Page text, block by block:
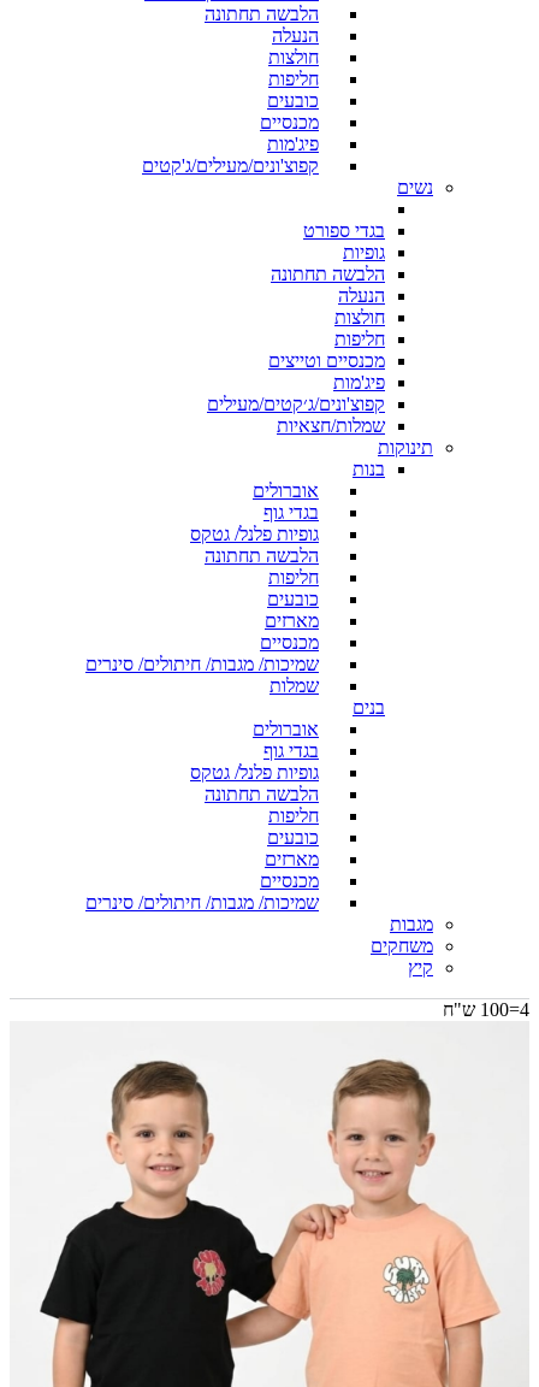
הלבשה תחתונה
הנעלה
חולצות
חליפות
כובעים
מכנסיים
פיג'מות
קפוצ'ונים/מעילים/ג'קטים
נשים
בגדי ספורט
גופיות
הלבשה תחתונה
הנעלה
חולצות
חליפות
מכנסיים וטייצים
פיג'מות
קפוצ'ונים/ג׳קטים/מעילים
שמלות/חצאיות
תינוקות
בנות
אוברולים
בגדי גוף
גופיות פלנל/ גטקס
הלבשה תחתונה
חליפות
כובעים
מארזים
מכנסיים
שמיכות/ מגבות/ חיתולים/ סינרים
שמלות
בנים
אוברולים
בגדי גוף
גופיות פלנל/ גטקס
הלבשה תחתונה
חליפות
כובעים
מארזים
מכנסיים
שמיכות/ מגבות/ חיתולים/ סינרים
מגבות
משחקים
קיץ
4=100 ש"ח